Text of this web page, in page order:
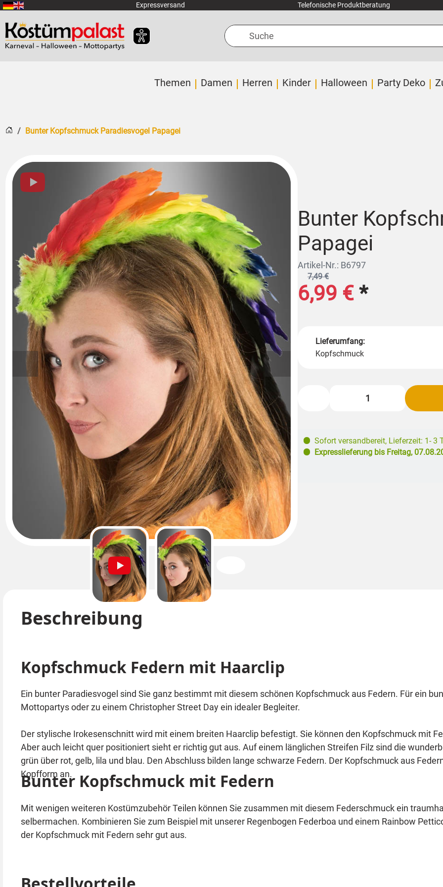
Zum Hauptinhalt springen Expressversand Telefonische Produktberatung
Suche
Themen Damen Herren Kinder Halloween Party Deko
Startseite
Bunter Kopfschmuck Paradiesvogel Papagei
Bunter
Papagei
Artikel-Nr.: B6797
6,99 €*
7,49 €
Lieferumfang:
Kopfschmuck
Sofort versandbereit, Lieferzeit: 1- 3
Expresslieferung bis Freitag,
Beschreibung
Kopfschmuck Federn mit Haarclip
Ein bunter Paradiesvogel sind Sie ganz bestimmt mit diesem schönen Kopfschmuck aus Federn. Für ein
Mottopartys oder zu einem Christopher Street Day ein idealer Begleiter.
Der stylische Irokesenschnitt wird mit einem breiten Haarclip befestigt. Sie können den Kopfschmuck mit
Aber auch leicht quer positioniert sieht er richtig gut aus. Auf einem länglichen Streifen Filz sind die
grün über rot, gelb, lila und blau. Den Abschluss bilden lange schwarze Federn. Der Kopfschmuck aus
Kopfform an.
Bunter Kopfschmuck mit Federn
Mit wenigen weiteren Kostümzubehör Teilen können Sie zusammen mit diesem Federschmuck ein
selbermachen. Kombinieren Sie zum Beispiel mit unserer Regenbogen Federboa und einem Rainbow
der Kopfschmuck mit Federn sehr gut aus.